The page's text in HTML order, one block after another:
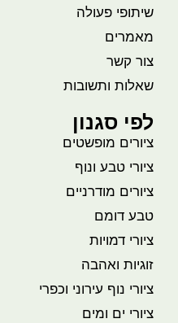
שיתופי פעולה
מאמרים
צור קשר
שאלות ותשובות
לפי סגנון
ציורים מופשטים
ציורי טבע ונוף
ציורים מודרניים
טבע דומם
ציורי דמויות
זוגיות ואהבה
ציורי נוף עירוני וכפרי
ציורי ים ומים